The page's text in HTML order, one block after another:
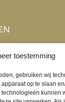
toestemming
gebruiken wij
op te slaan
technologieën kunnen
- 18:00
- 18:00